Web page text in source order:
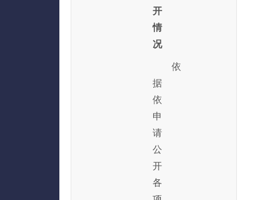
开
情
况
依
据
依
申
请
公
开
各